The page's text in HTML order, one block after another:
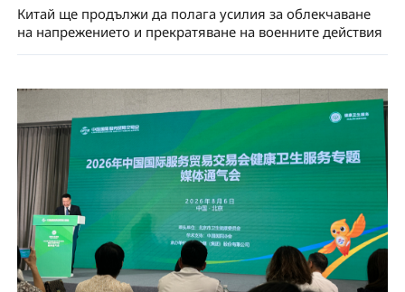
Китай ще продължи да полага усилия за облекчаване
на напрежението и прекратяване на военните действия